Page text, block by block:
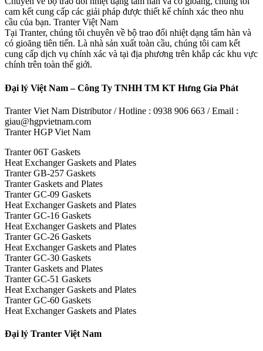
cam kết cung cấp các giải pháp được thiết kế chính xác theo nhu
cầu của bạn. Tranter Việt Nam
Tại Tranter, chúng tôi chuyên về bộ trao đổi nhiệt dạng tấm hàn và
có gioăng tiên tiến. Là nhà sản xuất toàn cầu, chúng tôi cam kết
cung cấp dịch vụ chính xác và tại địa phương trên khắp các khu vực
chính trên toàn thế giới.
Đại lý Việt Nam – Công Ty TNHH TM KT Hưng Gia Phát
Tranter Viet Nam Distributor / Hotline : 0938 906 663 / Email :
giau@hgpvietnam.com
Tranter HGP Viet Nam
Tranter 06T Gaskets
Heat Exchanger Gaskets and Plates
Tranter GB-257 Gaskets
Tranter Gaskets and Plates
Tranter GC-09 Gaskets
Heat Exchanger Gaskets and Plates
Tranter GC-16 Gaskets
Heat Exchanger Gaskets and Plates
Tranter GC-26 Gaskets
Heat Exchanger Gaskets and Plates
Tranter GC-30 Gaskets
Tranter Gaskets and Plates
Tranter GC-51 Gaskets
Heat Exchanger Gaskets and Plates
Tranter GC-60 Gaskets
Heat Exchanger Gaskets and Plates
Đại lý Tranter Việt Nam